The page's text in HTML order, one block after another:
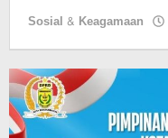
Sosial & Keagamaan